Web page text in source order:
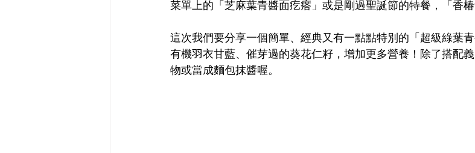
菜單上的「芝麻葉青醬面疙瘩」或是剛過聖誕節的特餐，「香椿
這次我們要分享一個簡單、經典又有一點點特別的「超級綠葉
有機羽衣甘藍、催芽過的葵花仁籽，增加更多營養！除了搭配
物或當成麵包抹醬喔。